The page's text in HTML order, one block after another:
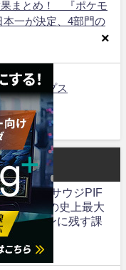
果まとめ！ 『ポケモ
本一が決定、4部門の
ンシップス
が完了、サウジPIF
億ドルの史上最大
技シーンに残す課